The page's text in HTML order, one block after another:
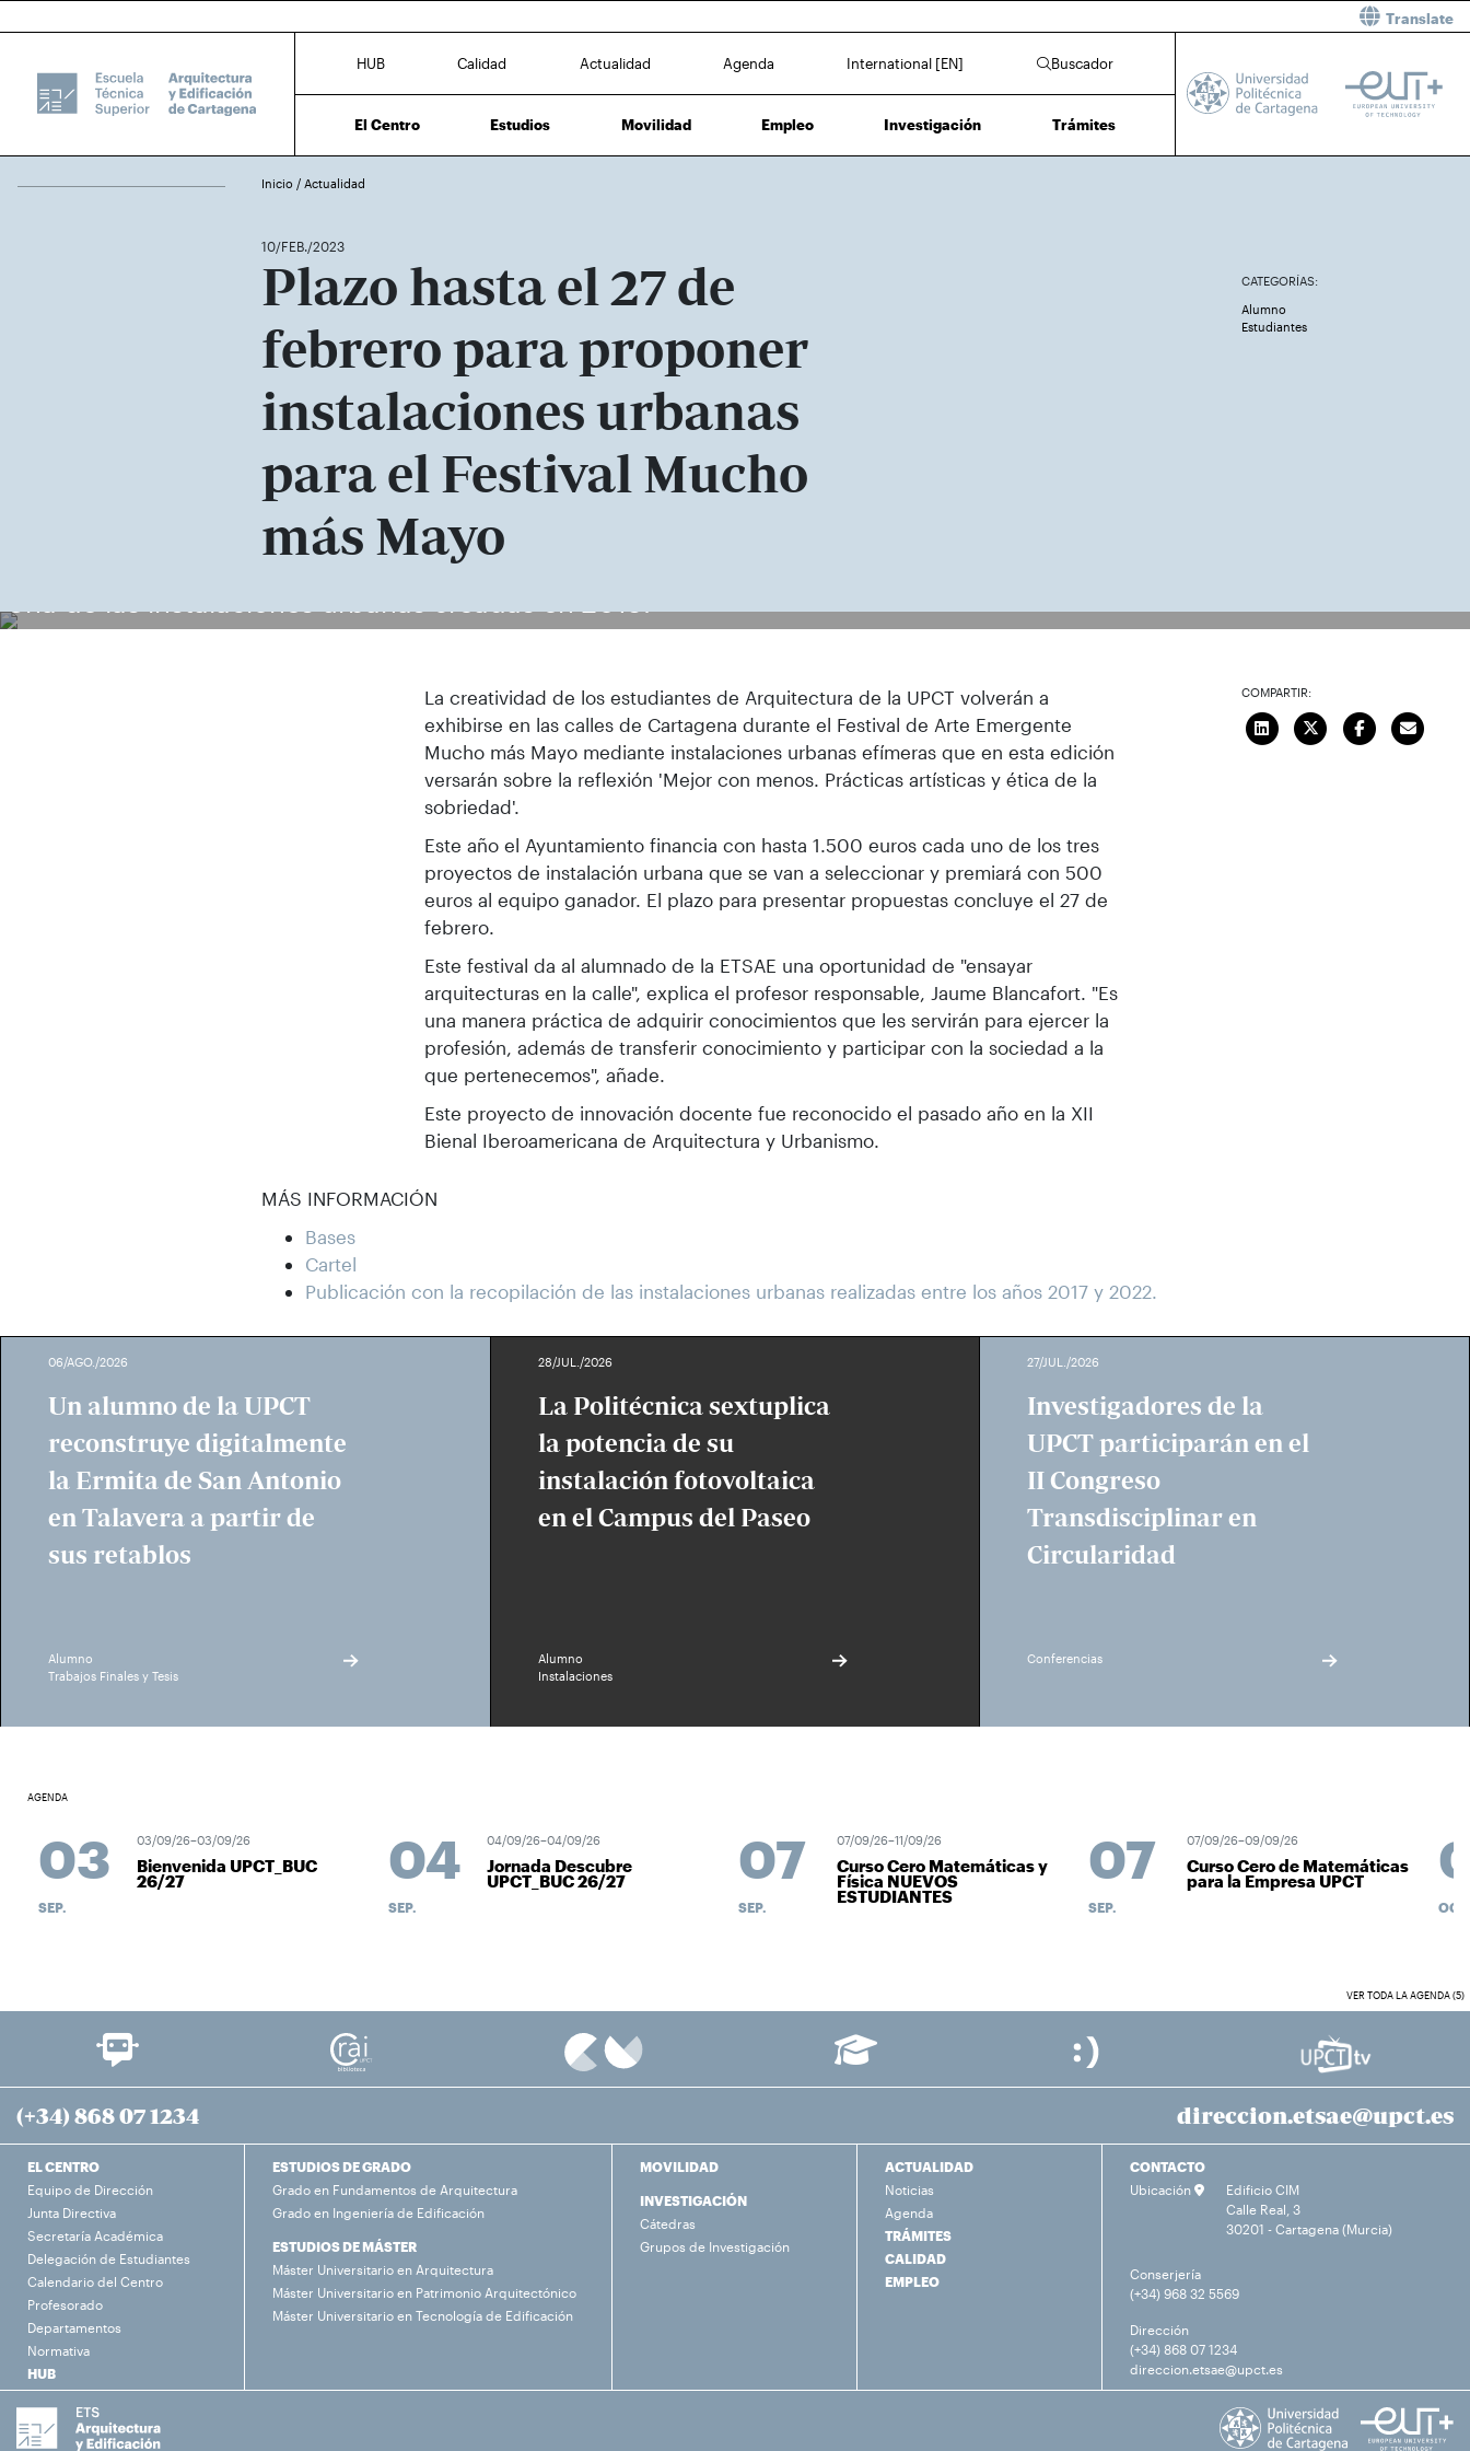
Translate
HUB Calidad Actualidad Agenda International [EN] Buscador
El Centro Estudios Movilidad Empleo Investigación Trámites
Inicio / Actualidad
10/FEB./2023
Plazo hasta el 27 de
febrero para proponer
instalaciones urbanas
para el Festival Mucho
más Mayo
CATEGORÍAS:
Alumno
Estudiantes
La creatividad de los estudiantes de Arquitectura de la UPCT volverán a
exhibirse en las calles de Cartagena durante el Festival de Arte Emergente
Mucho más Mayo mediante instalaciones urbanas efímeras que en esta edición
versarán sobre la reflexión 'Mejor con menos. Prácticas artísticas y ética de la
sobriedad'.
Este año el Ayuntamiento financia con hasta 1.500 euros cada uno de los tres
proyectos de instalación urbana que se van a seleccionar y premiará con 500
euros al equipo ganador. El plazo para presentar propuestas concluye el 27 de
febrero.
Este festival da al alumnado de la ETSAE una oportunidad de "ensayar
arquitecturas en la calle", explica el profesor responsable, Jaume Blancafort. "Es
una manera práctica de adquirir conocimientos que les servirán para ejercer la
profesión, además de transferir conocimiento y participar con la sociedad a la
que pertenecemos", añade.
Este proyecto de innovación docente fue reconocido el pasado año en la XII
Bienal Iberoamericana de Arquitectura y Urbanismo.
MÁS INFORMACIÓN
Bases
Cartel
Publicación con la recopilación de las instalaciones urbanas realizadas entre los años 2017 y 2022.
COMPARTIR:
06/AGO./2026
Un alumno de la UPCT
reconstruye digitalmente
la Ermita de San Antonio
en Talavera a partir de
sus retablos
Alumno
Trabajos Finales y Tesis
28/JUL./2026
La Politécnica sextuplica
la potencia de su
instalación fotovoltaica
en el Campus del Paseo
Alumno
Instalaciones
27/JUL./2026
Investigadores de la
UPCT participarán en el
II Congreso
Transdisciplinar en
Circularidad
Conferencias
AGENDA
03
SEP.
03/09/26–03/09/26
Bienvenida UPCT_BUC
26/27 04
SEP.
04/09/26–04/09/26
Jornada Descubre
UPCT_BUC 26/27 07
SEP.
07/09/26–11/09/26
Curso Cero Matemáticas y
Física NUEVOS
ESTUDIANTES
07
SEP.
07/09/26–09/09/26
Curso Cero de Matemáticas
para la Empresa UPCT
OCT.
VER TODA LA AGENDA (5)
(+34) 868 07 1234 direccion.etsae@upct.es
EL CENTRO
Equipo de Dirección
Junta Directiva
Secretaría Académica
Delegación de Estudiantes
Calendario del Centro
Profesorado
Departamentos
Normativa
HUB
ESTUDIOS DE GRADO
Grado en Fundamentos de Arquitectura
Grado en Ingeniería de Edificación
ESTUDIOS DE MÁSTER
Máster Universitario en Arquitectura
Máster Universitario en Patrimonio Arquitectónico
Máster Universitario en Tecnología de Edificación
MOVILIDAD
INVESTIGACIÓN
Cátedras
Grupos de Investigación
ACTUALIDAD
Noticias
Agenda
TRÁMITES
CALIDAD
EMPLEO
CONTACTO
Ubicación
Edificio CIM
Calle Real, 3
30201 - Cartagena (Murcia)
Conserjería
(+34) 968 32 5569
Dirección
(+34) 868 07 1234
direccion.etsae@upct.es